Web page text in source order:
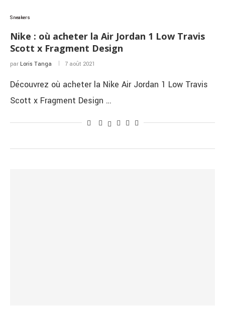
Sneakers
Nike : où acheter la Air Jordan 1 Low Travis
Scott x Fragment Design
par Loris Tanga 7 août 2021
Découvrez où acheter la Nike Air Jordan 1 Low Travis
Scott x Fragment Design …